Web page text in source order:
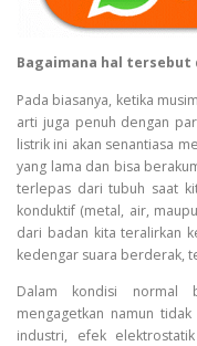
Bagaimana hal
Pada biasanya, ketika
arti juga penuh dengan
listrik ini akan senantiasa
yang lama dan bisa
terlepas dari tubuh saat
konduktif (metal, air,
dari badan kita teralirkan
kedengar suara berderak,
Dalam kondisi normal
mengagetkan namun
industri, efek